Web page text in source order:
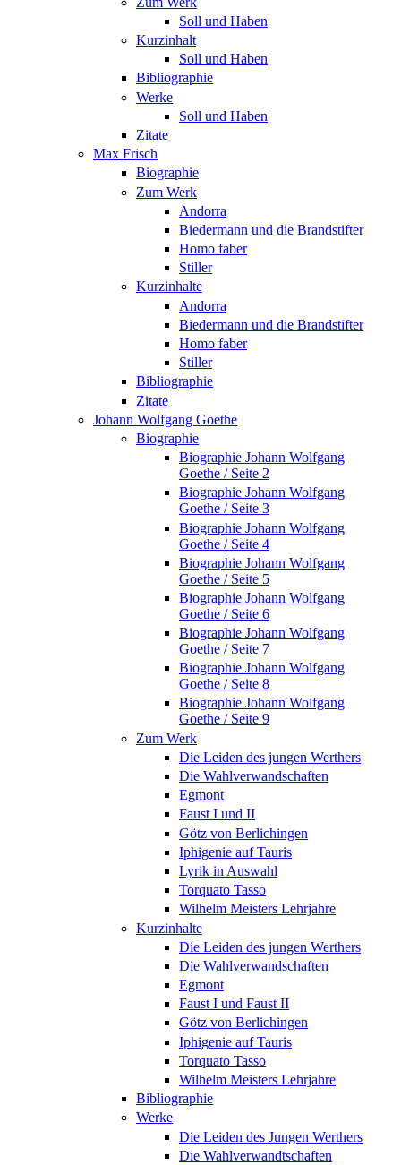
Soll und Haben
Kurzinhalt
Soll und Haben
Bibliographie
Werke
Soll und Haben
Zitate
Max Frisch
Biographie
Zum Werk
Andorra
Biedermann und die Brandstifter
Homo faber
Stiller
Kurzinhalte
Andorra
Biedermann und die Brandstifter
Homo faber
Stiller
Bibliographie
Zitate
Johann Wolfgang Goethe
Biographie
Biographie Johann Wolfgang
Goethe / Seite 2
Biographie Johann Wolfgang
Goethe / Seite 3
Biographie Johann Wolfgang
Goethe / Seite 4
Biographie Johann Wolfgang
Goethe / Seite 5
Biographie Johann Wolfgang
Goethe / Seite 6
Biographie Johann Wolfgang
Goethe / Seite 7
Biographie Johann Wolfgang
Goethe / Seite 8
Biographie Johann Wolfgang
Goethe / Seite 9
Zum Werk
Die Leiden des jungen Werthers
Die Wahlverwandschaften
Egmont
Faust I und II
Götz von Berlichingen
Iphigenie auf Tauris
Lyrik in Auswahl
Torquato Tasso
Wilhelm Meisters Lehrjahre
Kurzinhalte
Die Leiden des jungen Werthers
Die Wahlverwandschaften
Egmont
Faust I und Faust II
Götz von Berlichingen
Iphigenie auf Tauris
Torquato Tasso
Wilhelm Meisters Lehrjahre
Bibliographie
Werke
Die Leiden des Jungen Werthers
Die Wahlverwandtschaften